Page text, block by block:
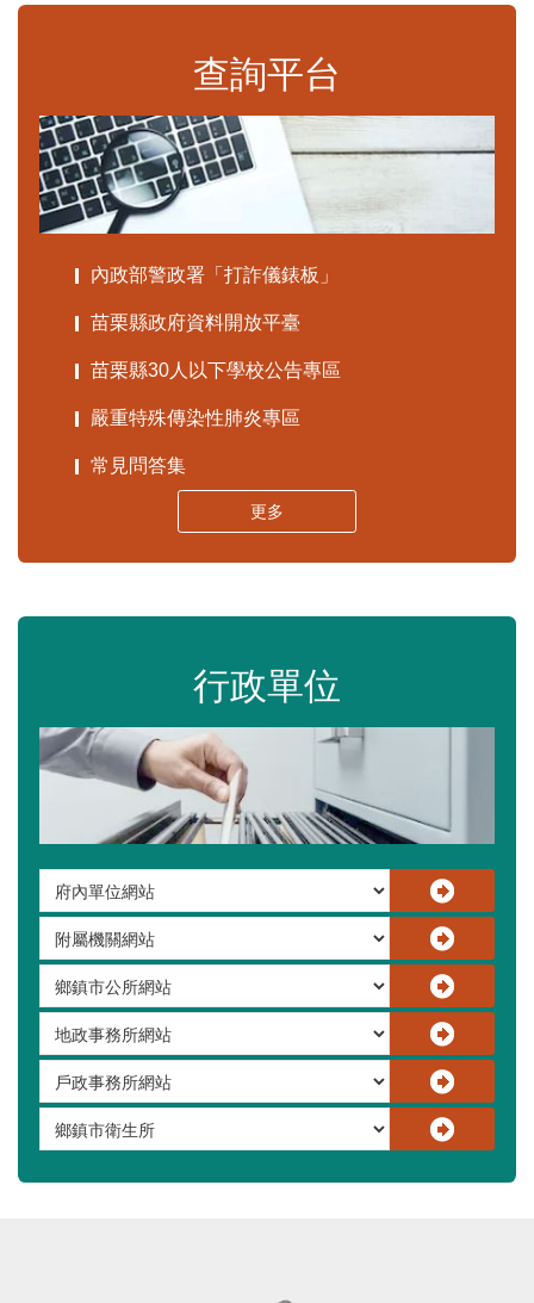
查詢平台
內政部警政署「打詐儀錶板」
苗栗縣政府資料開放平臺
苗栗縣30人以下學校公告專區
嚴重特殊傳染性肺炎專區
常見問答集
更多
行政單位